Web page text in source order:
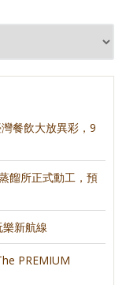
餐飲大放異彩，9
餾所正式動工，預
新航線
PREMIUM